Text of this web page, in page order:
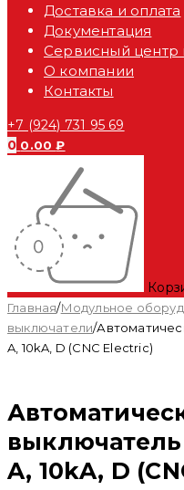
Доставка и оплата
Документация
Сервисный центр
О компании
Контакты
+7 (924) 731 95 69
0 0.00₽
Главная/Модульное
выключатели/
A, 10kA, D (CNC Electric)
выключатель
A, 10kA, D